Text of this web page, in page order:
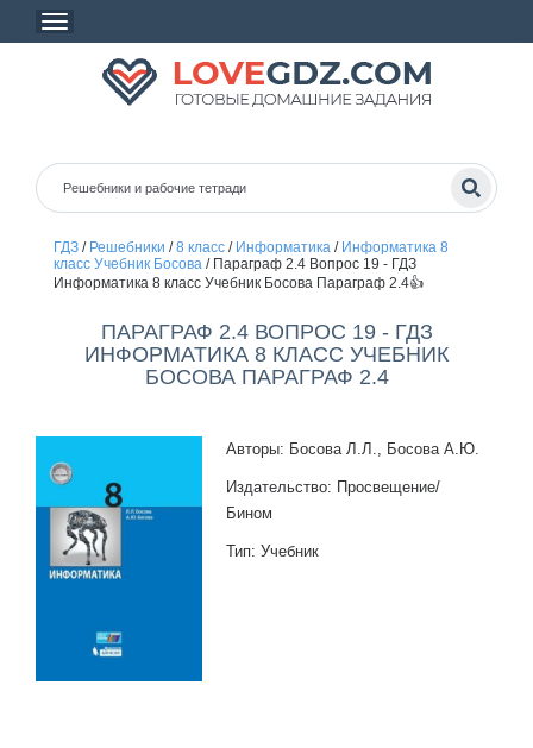
ГДЗ/ Решебники /8 класс/ Информатика/ Информатика 8
класс Учебник Босова/ Параграф 2.4 Вопрос 19 - ГДЗ
Информатика 8 класс Учебник Босова Параграф 2.4👍
ПАРАГРАФ 2.4 ВОПРОС 19 - ГДЗ
ИНФОРМАТИКА 8 КЛАСС УЧЕБНИК
БОСОВА ПАРАГРАФ 2.4
Авторы: Босова Л.Л., Босова А.Ю.
Издательство: Просвещение/
Бином
Тип: Учебник